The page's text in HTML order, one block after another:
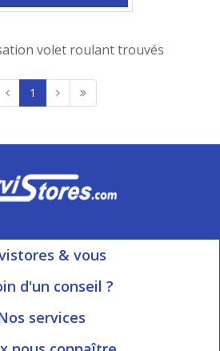
volet roulant trouvés
1
& vous
Mon compte
d'un conseil ?
Lundi au Vendredi
services
livraison